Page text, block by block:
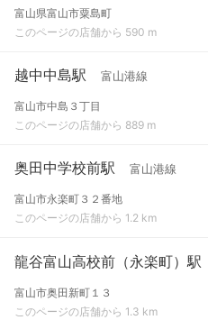
富山県富山市粟島町
このページの店舗から 590 m
越中中島駅 富山港線
富山市中島３丁目
このページの店舗から 889 m
奥田中学校前駅 富山港線
富山市永楽町３２番地
このページの店舗から 1.2 km
龍谷富山高校前（永楽町）駅
富山市奥田新町１３
このページの店舗から 1.3 km